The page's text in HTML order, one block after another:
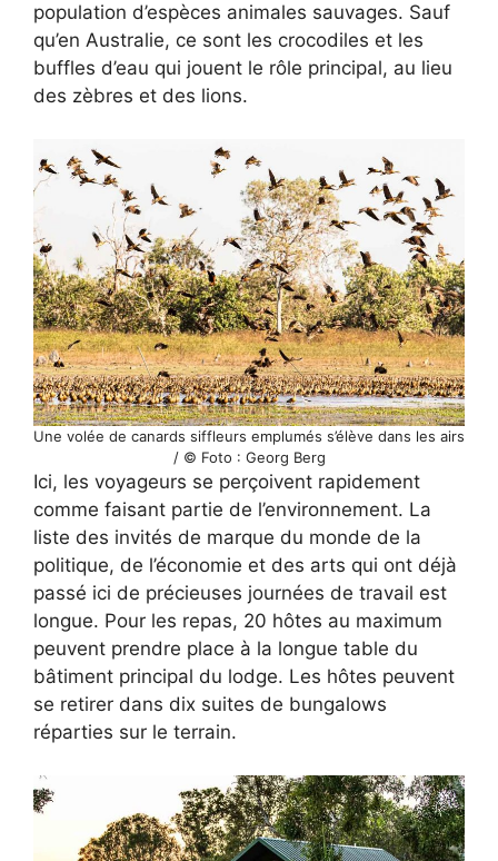
population d’espèces animales sauvages. Sauf
qu’en Australie, ce sont les crocodiles et les
buffles d’eau qui jouent le rôle principal, au lieu
des zèbres et des lions.
Une volée de canards siffleurs emplumés s’élève dans les airs
/ © Foto : Georg Berg
Ici, les voyageurs se perçoivent rapidement
comme faisant partie de l’environnement. La
liste des invités de marque du monde de la
politique, de l’économie et des arts qui ont déjà
passé ici de précieuses journées de travail est
longue. Pour les repas, 20 hôtes au maximum
peuvent prendre place à la longue table du
bâtiment principal du lodge. Les hôtes peuvent
se retirer dans dix suites de bungalows
réparties sur le terrain.